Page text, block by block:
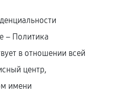
– Политика
в отношении всей
центр,
имени